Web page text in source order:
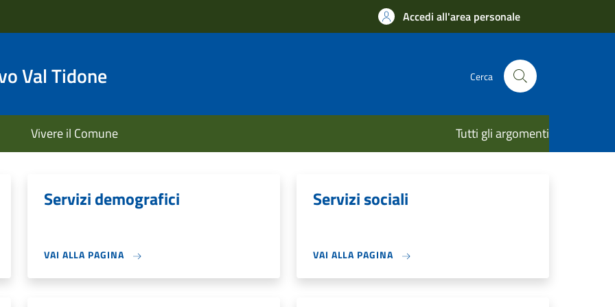
Accedi all'area personale
Val Tidone Cerca
Vivere il Comune Tutti gli argomenti
Servizi demografici
VAI ALLA PAGINA
Servizi sociali
VAI ALLA PAGINA